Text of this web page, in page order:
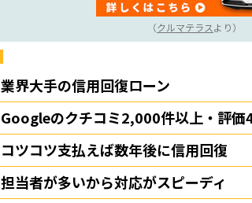
（クルマテラスより）
業界大手の信用回復ローン
Googleのクチコミ2,000件以上・評価
コツコツ支払えば数年後に信用回復
担当者が多いから対応がスピーディ